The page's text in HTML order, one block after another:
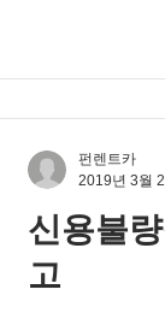
신용불
고
펀렌트카
2019년 3월